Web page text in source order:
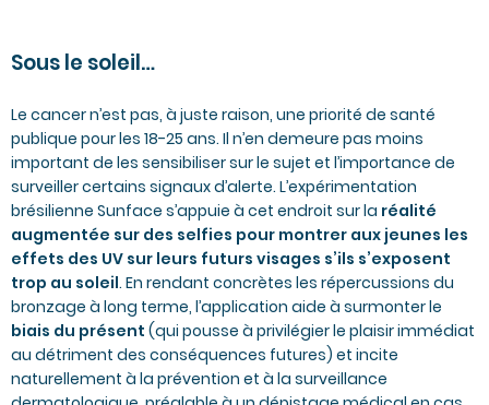
Sous le soleil…
Le cancer n’est pas, à juste raison, une priorité de santé
publique pour les 18-25 ans. Il n’en demeure pas moins
important de les sensibiliser sur le sujet et l’importance de
surveiller certains signaux d’alerte. L’expérimentation
brésilienne Sunface s’appuie à cet endroit sur la réalité
augmentée sur des selfies pour montrer aux jeunes les
effets des UV sur leurs futurs visages s’ils s’exposent
trop au soleil. En rendant concrètes les répercussions du
bronzage à long terme, l’application aide à surmonter le
biais du présent (qui pousse à privilégier le plaisir immédiat
au détriment des conséquences futures) et incite
naturellement à la prévention et à la surveillance